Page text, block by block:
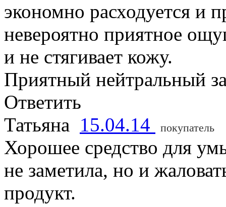
экономно расходуется и
невероятно приятное
и не стягивает кожу.
Приятный нейтральный
Ответить
Татьяна 15.04.14 покупатель
Хорошее средство для
не заметила, но и
продукт.